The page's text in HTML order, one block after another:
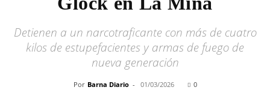
Detienen a un narcotraficante con más de cuatro
kilos de estupefacientes y armas de fuego de
nueva generación
Por Barna Diario - 01/03/2026 0